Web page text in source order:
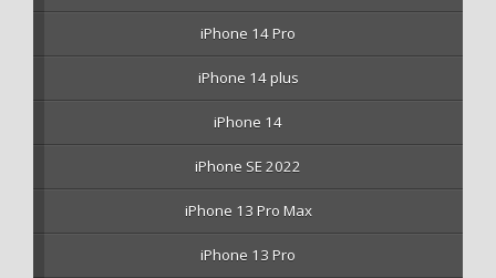
iPhone 14 Pro
iPhone 14 plus
iPhone 14
iPhone SE 2022
iPhone 13 Pro Max
iPhone 13 Pro